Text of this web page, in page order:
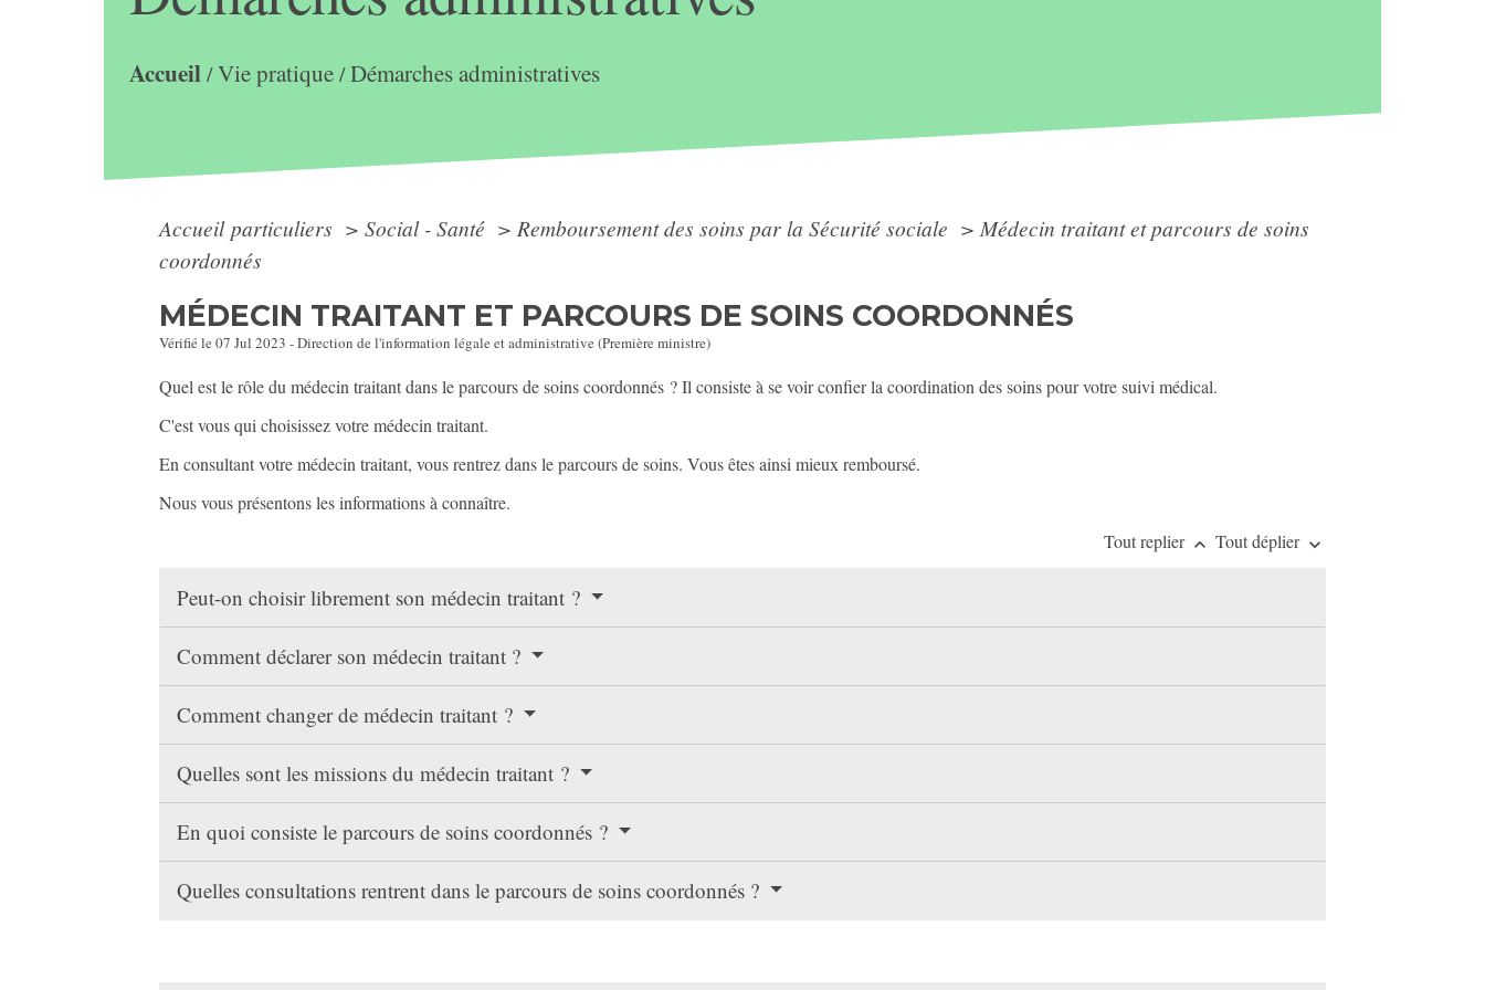
Accueil/Vie pratique/Démarches administratives
Accueil particuliers > Social - Santé > Remboursement des soins par la Sécurité sociale > Médecin traitant et parcours de soins
coordonnés
MÉDECIN TRAITANT ET PARCOURS DE SOINS COORDONNÉS
Vérifié le 07 Jul 2023 - Direction de l'information légale et administrative (Première ministre)
Quel est le rôle du médecin traitant dans le parcours de soins coordonnés ? Il consiste à se voir confier la coordination des soins pour votre suivi médical.
C'est vous qui choisissez votre médecin traitant.
En consultant votre médecin traitant, vous rentrez dans le parcours de soins. Vous êtes ainsi mieux remboursé.
Nous vous présentons les informations à connaître.
Tout replier keyboard_arrow_up Tout déplier keyboard_arrow_down
Peut-on choisir librement son médecin traitant ?
Comment déclarer son médecin traitant ?
Comment changer de médecin traitant ?
Quelles sont les missions du médecin traitant ?
En quoi consiste le parcours de soins coordonnés ?
Quelles consultations rentrent dans le parcours de soins coordonnés ?